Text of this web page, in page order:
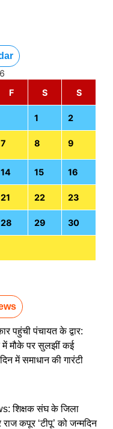
F S S
1 2
7 8 9
14 15 16
21 22 23
28 29 30
पहुंची पंचायत के द्वार:
में मौके पर सुलझीं कई
में समाधान की गारंटी
शिक्षक संघ के जिला
राज कपूर ‘टीपू’ को जन्मदिन